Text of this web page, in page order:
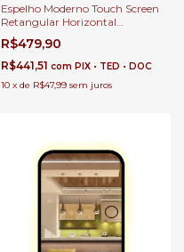
Espelho Moderno Touch Screen
Retangular Horizontal
70x50cm com LED Luz Direta
Para Banheiro, Penteadeira,
Salão de Beleza e Lojas
R$479,90
R$441,51 com PIX • TED • DOC
10 x de R$47,99 sem juros